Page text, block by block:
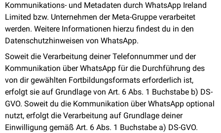
Kommunikations- und Metadaten durch WhatsApp Ireland
Limited bzw. Unternehmen der Meta-Gruppe verarbeitet
werden. Weitere Informationen hierzu findest du in den
Datenschutzhinweisen von WhatsApp.
Soweit die Verarbeitung deiner Telefonnummer und der
Kommunikation über WhatsApp für die Durchführung des
von dir gewählten Fortbildungsformats erforderlich ist,
erfolgt sie auf Grundlage von Art. 6 Abs. 1 Buchstabe b) DS-
GVO. Soweit du die Kommunikation über WhatsApp optional
nutzt, erfolgt die Verarbeitung auf Grundlage deiner
Einwilligung gemäß Art. 6 Abs. 1 Buchstabe a) DS-GVO.